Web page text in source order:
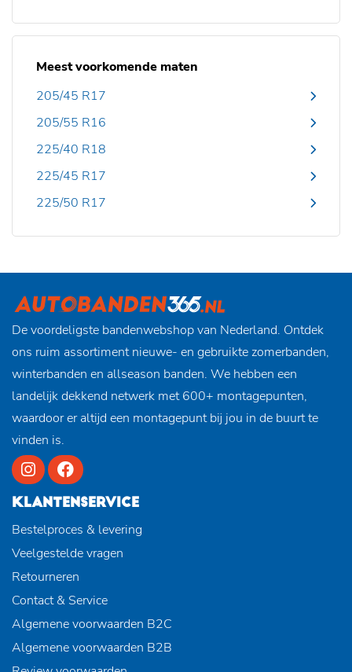
Meest voorkomende maten
205/45 R17
205/55 R16
225/40 R18
225/45 R17
225/50 R17
De voordeligste bandenwebshop van Nederland. Ontdek
ons ruim assortiment nieuwe- en gebruikte zomerbanden,
winterbanden en allseason banden. We hebben een
landelijk dekkend netwerk met 600+ montagepunten,
waardoor er altijd een montagepunt bij jou in de buurt te
vinden is.
KLANTENSERVICE
Bestelproces & levering
Veelgestelde vragen
Retourneren
Contact & Service
Algemene voorwaarden B2C
Algemene voorwaarden B2B